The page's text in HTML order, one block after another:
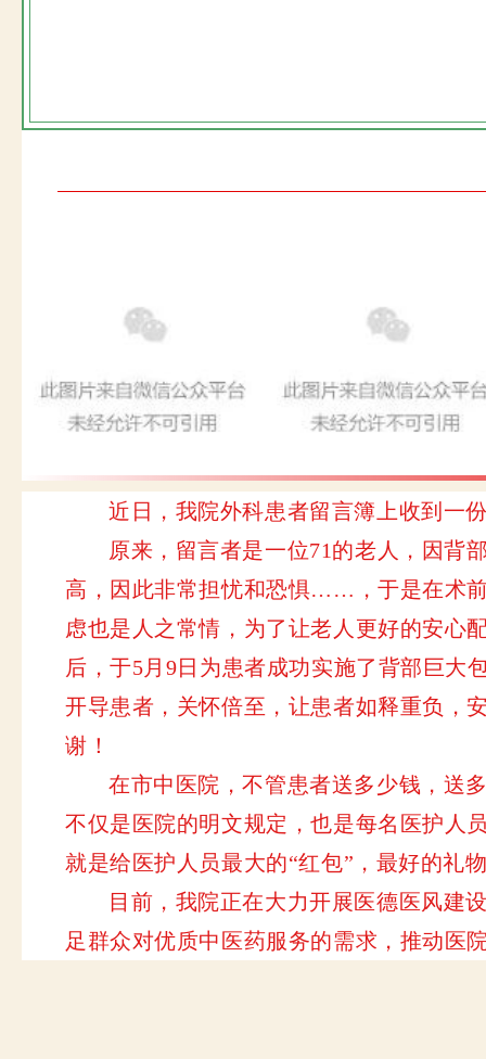
近日，我院外科患者留言簿上收到一
原来，留言者是一位71的老人，因背
高，因此非常担忧和恐惧……，于是在术
虑也是人之常情，为了让老人更好的安心
后，于5月 9日为患者成功实施了背部巨大
开导患者，关怀倍至，让患者如释重负，
谢！
在市中医院，不管患者送多少钱，送
不仅是医院的明文规定，也是每名医护人
就是给医护人员最大的“红包”，最好的礼
目前，我院正在大力开展医德医风建
足群众对优质中医药服务的需求，推动医